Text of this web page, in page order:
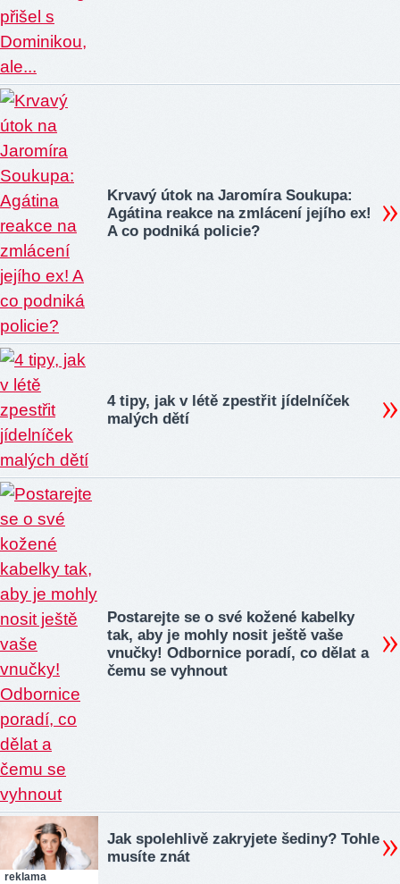
Krvavý útok na Jaromíra Soukupa:
Agátina reakce na zmlácení jejího ex!
A co podniká policie?
4 tipy, jak v létě zpestřit jídelníček
malých dětí
Postarejte se o své kožené kabelky
tak, aby je mohly nosit ještě vaše
vnučky! Odbornice poradí, co dělat a
čemu se vyhnout
reklama
Jak spolehlivě zakryjete šediny? Tohle
musíte znát